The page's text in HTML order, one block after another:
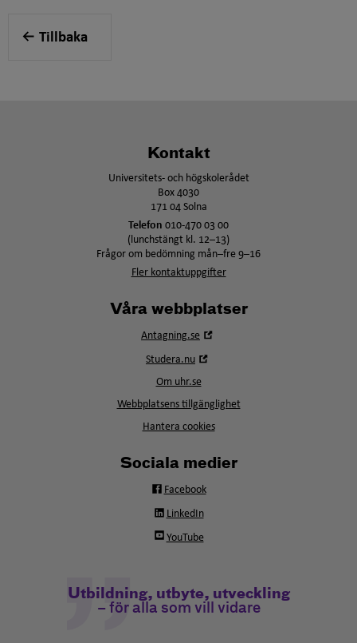
Tillbaka
Kontakt
Universitets- och högskolerådet
Box 4030
171 04 Solna
Telefon 010-470 03 00
(lunchstängt kl. 12–13)
Frågor om bedömning mån–fre 9–16
Fler kontaktuppgifter
Våra webbplatser
Antagning.se
Studera.nu
fönster
Om uhr.se
Webbplatsens tillgänglighet
Hantera cookies
Sociala medier
Facebook
LinkedIn
YouTube
Utbildning, utbyte, utveckling
– för alla som vill vidare